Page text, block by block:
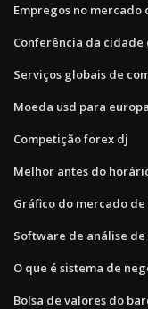
Empregos no mercado
Conferência da
Serviços globais de
Moeda usd para europa
Competição forex dj
Melhor antes do
Gráfico do mercado de
Software de análise
O que é sistema de
Bolsa de valores do